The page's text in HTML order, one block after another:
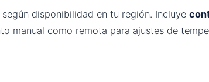
disponibilidad en tu región. Incluye
manual como remota para ajustes de